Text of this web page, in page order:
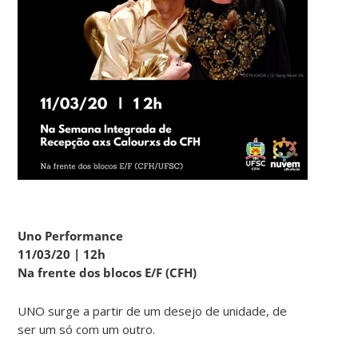
Uno Performance
11/03/20 | 12h
Na frente dos blocos E/F (CFH)
UNO surge a partir de um desejo de unidade, de
ser um só com um outro.